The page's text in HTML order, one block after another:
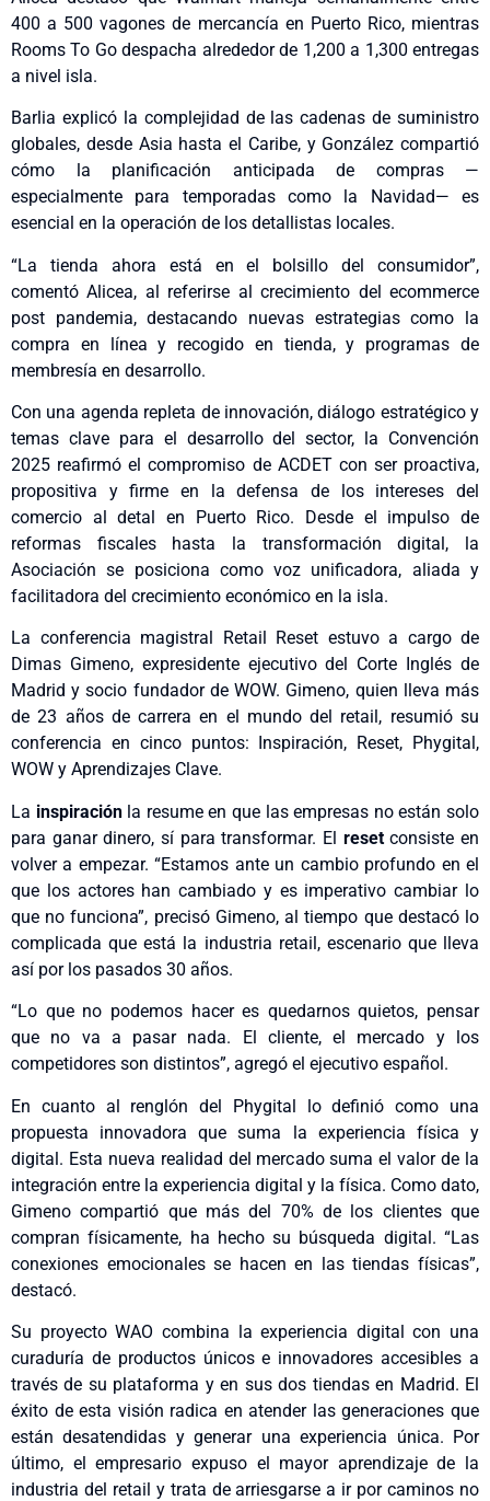
400 a 500 vagones de mercancía en Puerto Rico, mientras
Rooms To Go despacha alrededor de 1,200 a 1,300 entregas
a nivel isla.
Barlia explicó la complejidad de las cadenas de suministro
globales, desde Asia hasta el Caribe, y González compartió
cómo la planificación anticipada de compras —
especialmente para temporadas como la Navidad— es
esencial en la operación de los detallistas locales.
“La tienda ahora está en el bolsillo del consumidor”,
comentó Alicea, al referirse al crecimiento del ecommerce
post pandemia, destacando nuevas estrategias como la
compra en línea y recogido en tienda, y programas de
membresía en desarrollo.
Con una agenda repleta de innovación, diálogo estratégico y
temas clave para el desarrollo del sector, la Convención
2025 reafirmó el compromiso de ACDET con ser proactiva,
propositiva y firme en la defensa de los intereses del
comercio al detal en Puerto Rico. Desde el impulso de
reformas fiscales hasta la transformación digital, la
Asociación se posiciona como voz unificadora, aliada y
facilitadora del crecimiento económico en la isla.
La conferencia magistral Retail Reset estuvo a cargo de
Dimas Gimeno, expresidente ejecutivo del Corte Inglés de
Madrid y socio fundador de WOW. Gimeno, quien lleva más
de 23 años de carrera en el mundo del retail, resumió su
conferencia en cinco puntos: Inspiración, Reset, Phygital,
WOW y Aprendizajes Clave.
La inspiraciónla resume en que las empresas no están solo
para ganar dinero, sí para transformar. El resetconsiste en
volver a empezar. “Estamos ante un cambio profundo en el
que los actores han cambiado y es imperativo cambiar lo
que no funciona”, precisó Gimeno, al tiempo que destacó lo
complicada que está la industria retail, escenario que lleva
así por los pasados 30 años.
“Lo que no podemos hacer es quedarnos quietos, pensar
que no va a pasar nada. El cliente, el mercado y los
competidores son distintos”, agregó el ejecutivo español.
En cuanto al renglón del Phygital lo definió como una
propuesta innovadora que suma la experiencia física y
digital. Esta nueva realidad del mercado suma el valor de la
integración entre la experiencia digital y la física. Como dato,
Gimeno compartió que más del 70% de los clientes que
compran físicamente, ha hecho su búsqueda digital. “Las
conexiones emocionales se hacen en las tiendas físicas”,
destacó.
Su proyecto WAO combina la experiencia digital con una
curaduría de productos únicos e innovadores accesibles a
través de su plataforma y en sus dos tiendas en Madrid. El
éxito de esta visión radica en atender las generaciones que
están desatendidas y generar una experiencia única. Por
último, el empresario expuso el mayor aprendizaje de la
industria del retail y trata de arriesgarse a ir por caminos no